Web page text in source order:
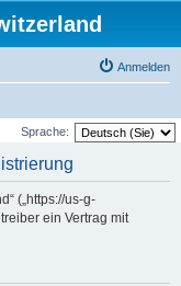
Anmelden
Sprache:
(„https://us-g-
ein Vertrag mit